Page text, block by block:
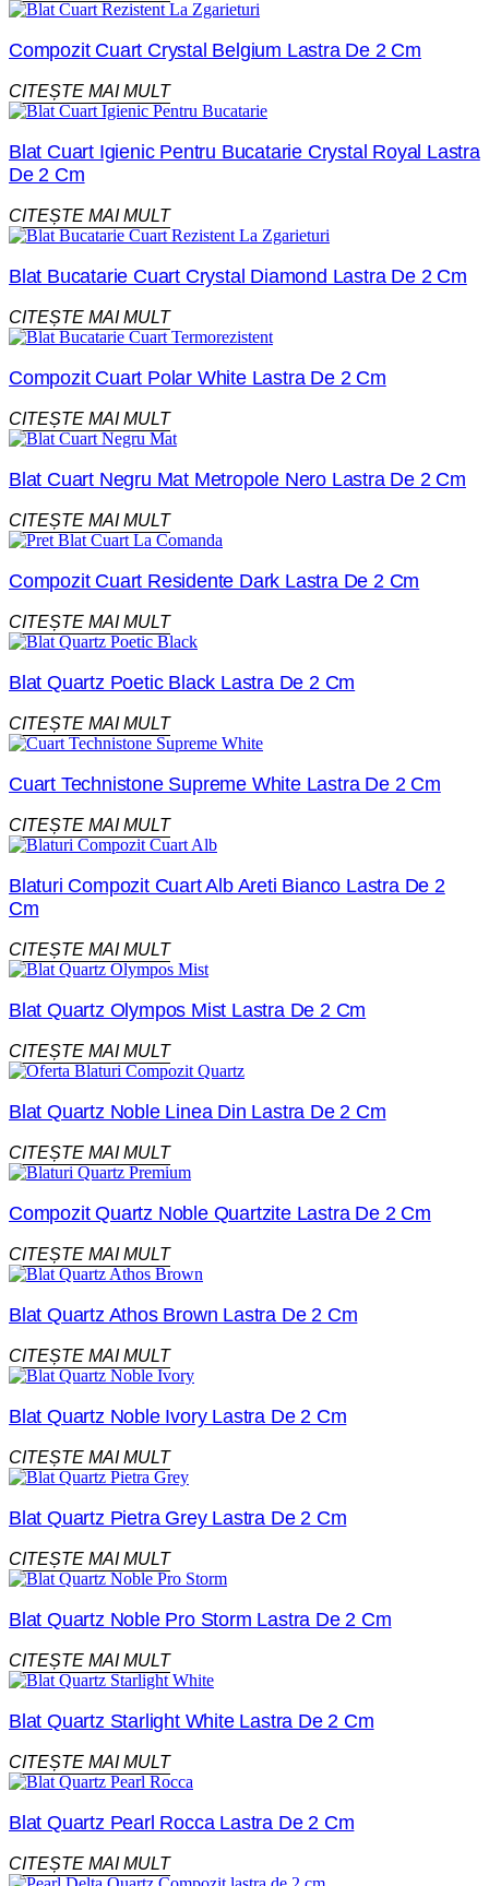
Compozit Cuart Crystal Belgium Lastra De 2 Cm
CITEȘTE MAI MULT
Blat Cuart Igienic Pentru Bucatarie Crystal Royal Lastra
De 2 Cm
CITEȘTE MAI MULT
Blat Bucatarie Cuart Crystal Diamond Lastra De 2 Cm
CITEȘTE MAI MULT
Compozit Cuart Polar White Lastra De 2 Cm
CITEȘTE MAI MULT
Blat Cuart Negru Mat Metropole Nero Lastra De 2 Cm
CITEȘTE MAI MULT
Compozit Cuart Residente Dark Lastra De 2 Cm
CITEȘTE MAI MULT
Blat Quartz Poetic Black Lastra De 2 Cm
CITEȘTE MAI MULT
Cuart Technistone Supreme White Lastra De 2 Cm
CITEȘTE MAI MULT
Blaturi Compozit Cuart Alb Areti Bianco Lastra De 2
Cm
CITEȘTE MAI MULT
Blat Quartz Olympos Mist Lastra De 2 Cm
CITEȘTE MAI MULT
Blat Quartz Noble Linea Din Lastra De 2 Cm
CITEȘTE MAI MULT
Compozit Quartz Noble Quartzite Lastra De 2 Cm
CITEȘTE MAI MULT
Blat Quartz Athos Brown Lastra De 2 Cm
CITEȘTE MAI MULT
Blat Quartz Noble Ivory Lastra De 2 Cm
CITEȘTE MAI MULT
Blat Quartz Pietra Grey Lastra De 2 Cm
CITEȘTE MAI MULT
Blat Quartz Noble Pro Storm Lastra De 2 Cm
CITEȘTE MAI MULT
Blat Quartz Starlight White Lastra De 2 Cm
CITEȘTE MAI MULT
Blat Quartz Pearl Rocca Lastra De 2 Cm
CITEȘTE MAI MULT